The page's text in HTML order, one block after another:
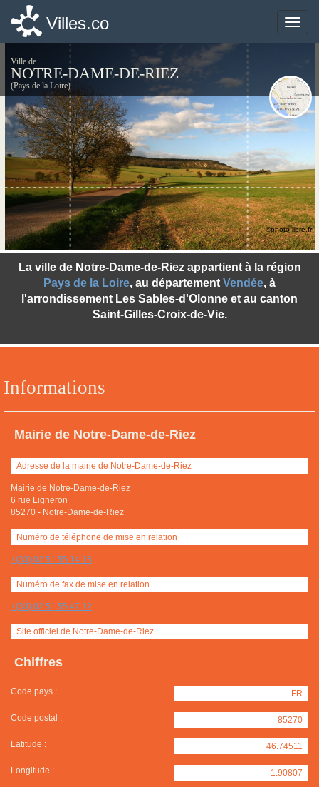
Toggle
Villes.co
Ville de
NOTRE-DAME-DE-RIEZ
(Pays de la Loire)
Informations
Mairie de Notre-Dame-de-Riez
Adresse de la mairie de Notre-Dame-de-Riez
Mairie de Notre-Dame-de-Riez
6 rue Ligneron
85270 - Notre-Dame-de-Riez
Numéro de téléphone de mise en relation
+(33) 02 51 55 14 15
Numéro de fax de mise en relation
+(33) 02 51 55 47 12
Site officiel de Notre-Dame-de-Riez
Chiffres
Code pays : FR
Code postal : 85270
Latitude : 46.74511
Longitude : -1.90807
La ville de Notre-Dame-de-Riez appartient à la région
Pays de la Loire, au département Vendée, à
l'arrondissement Les Sables-d'Olonne et au canton
Saint-Gilles-Croix-de-Vie.
©photo-libre.fr
Toggle
Villes.co